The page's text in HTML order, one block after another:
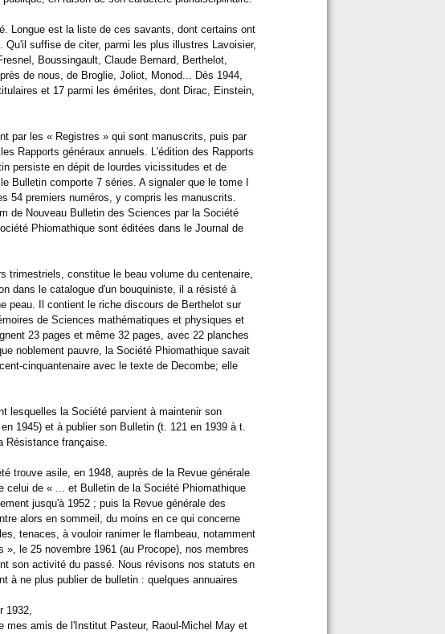
Longue est la liste de ces savants, dont certains ont
suffise de citer, parmi les plus illustres Lavoisier,
Boussingault, Claude Bernard, Berthelot,
de nous, de Broglie, Joliot, Monod... Dès 1944,
et 17 parmi les émérites, dont Dirac, Einstein,
par les « Registres » qui sont manuscrits, puis par
Rapports généraux annuels. L'édition des Rapports
persiste en dépit de lourdes vicissitudes et de
Bulletin comporte 7 séries. A signaler que le tome I
54 premiers numéros, y compris les manuscrits.
de Nouveau Bulletin des Sciences par la Société
Phiomathique sont éditées dans le Journal de
trimestriels, constitue le beau volume du centenaire,
dans le catalogue d'un bouquiniste, il a résisté à
peau. Il contient le riche discours de Berthelot sur
de Sciences mathématiques et physiques et
23 pages et même 32 pages, avec 22 planches
noblement pauvre, la Société Phiomathique savait
cinquantenaire avec le texte de Decombe; elle
lesquelles la Société parvient à maintenir son
1945) et à publier son Bulletin (t. 121 en 1939 à t.
Résistance française.
trouve asile, en 1948, auprès de la Revue générale
de « ... et Bulletin de la Société Phiomathique
jusqu'à 1952 ; puis la Revue générale des
alors en sommeil, du moins en ce qui concerne
tenaces, à vouloir ranimer le flambeau, notamment
le 25 novembre 1961 (au Procope), nos membres
son activité du passé. Nous révisons nos statuts en
à ne plus publier de bulletin : quelques annuaires
1932,
mes amis de l'Institut Pasteur, Raoul-Michel May et